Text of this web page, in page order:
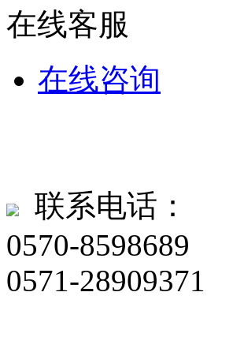
在线客服
在线咨询
联系电话：
0570-8598689
0571-28909371